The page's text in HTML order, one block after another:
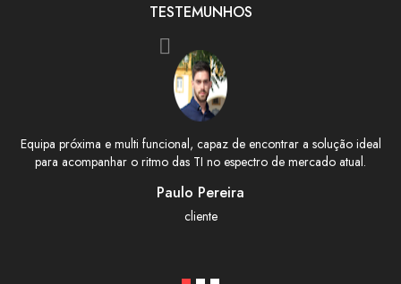
TESTEMUNHOS
Equipa próxima e multi funcional, capaz de encontrar a solução ideal
para acompanhar o ritmo das TI no espectro de mercado atual.
Paulo Pereira
cliente